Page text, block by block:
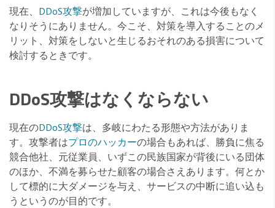
現在、 DDoS攻撃が増加していますが、これは今後もなく
なりそうにありません。今こそ、対策を導入することのメ
リット、対策をしないと生じるおそれのある損害について
検討するときです。
DDoS攻撃はなくならない
現在のDDoS攻撃は、多岐にわたる形態や方法がありま
す。攻撃者はプロのハッカーの場合もあれば、勝負に焦る
競合他社、元従業員、いずこの民族国家が背後にいる団体
のほか、不満を募らせた顧客の場合さえあります。何とか
して標的に大ダメージを与え、サービスの中断に追い込も
うというのが目的です。